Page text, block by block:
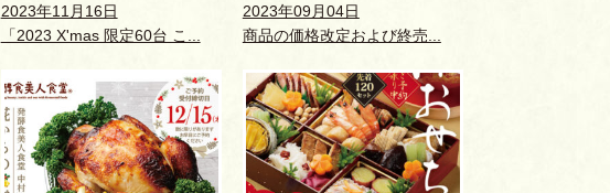
2023年11月16日
「2023 X'mas 限定60台 こ...
2023年09月04日
商品の価格改定および終売...